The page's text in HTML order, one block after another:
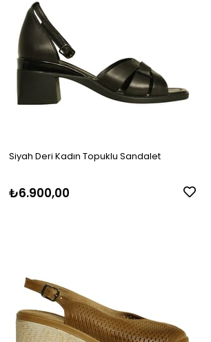
Siyah Deri Kadın Topuklu Sandalet
₺6.900,00